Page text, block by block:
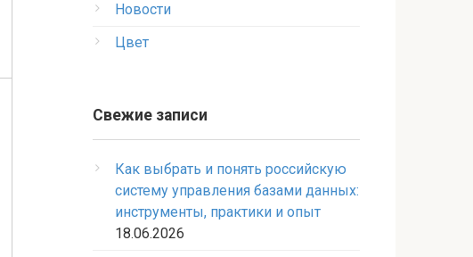
Новости
Цвет
Свежие записи
Как выбрать и понять российскую
систему управления базами данных:
инструменты, практики и опыт
18.06.2026